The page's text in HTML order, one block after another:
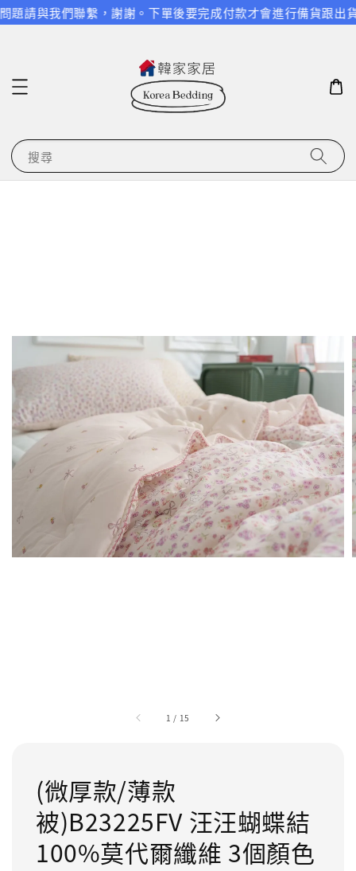
我們聯繫，謝謝。下單後要完成付款才會進行備貨跟出貨，
搜尋
1 / 15
(微厚款/薄款
被)B23225FV 汪汪蝴蝶結
100%莫代爾纖維 3個顏色